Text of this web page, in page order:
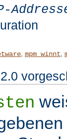
, mpm_winnt